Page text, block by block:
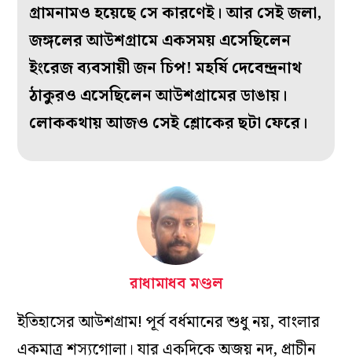
গ্রামনামও হয়েছে সে কারণেই। আর সেই জলা,
জঙ্গলের আউশগ্রামে একসময় এসেছিলেন
ইংরেজ ব্যবসায়ী জন চিপ! মহর্ষি দেবেন্দ্রনাথ
ঠাকুরও এসেছিলেন আউশগ্রামের ডাঙায়।
লোককথায় আজও সেই শ্লোকের ছটা ফেরে।
রাধামাধব মণ্ডল
ইতিহাসের আউশগ্রাম! পূর্ব বর্ধমানের শুধু নয়, বাংলার
একমাত্র শস্যগোলা। যার একদিকে অজয় নদ, প্রাচীন